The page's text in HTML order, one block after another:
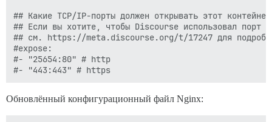
## Какие TCP/IP-порты должен открывать этот
## Если вы хотите, чтобы Discourse использовал порт
## см. https://meta.discourse.org/t/17247 для
#expose:
#- "25654:80" # http
Обновлённый конфигурационный файл Nginx: